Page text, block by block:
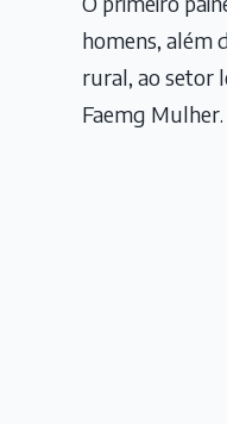
homens, além
rural, ao setor
Faemg Mulher.